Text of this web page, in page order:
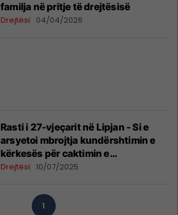
familja në pritje të drejtësisë
Drejtësi 04/04/2026
Rasti i 27-vjeçarit në Lipjan - Si e
arsyetoi mbrojtja kundërshtimin e
kërkesës për caktimin e
paraburgimit?
Drejtësi 10/07/2025
1